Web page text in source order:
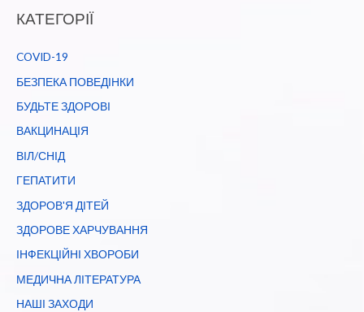
КАТЕГОРІЇ
COVID-19
БЕЗПЕКА ПОВЕДІНКИ
БУДЬТЕ ЗДОРОВІ
ВАКЦИНАЦІЯ
ВІЛ/СНІД
ГЕПАТИТИ
ЗДОРОВ'Я ДІТЕЙ
ЗДОРОВЕ ХАРЧУВАННЯ
ІНФЕКЦІЙНІ ХВОРОБИ
МЕДИЧНА ЛІТЕРАТУРА
НАШІ ЗАХОДИ